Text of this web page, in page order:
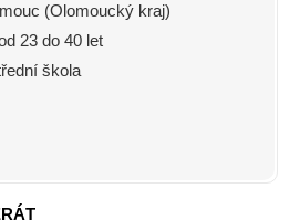
(Olomoucký kraj)
23 do 40 let
škola